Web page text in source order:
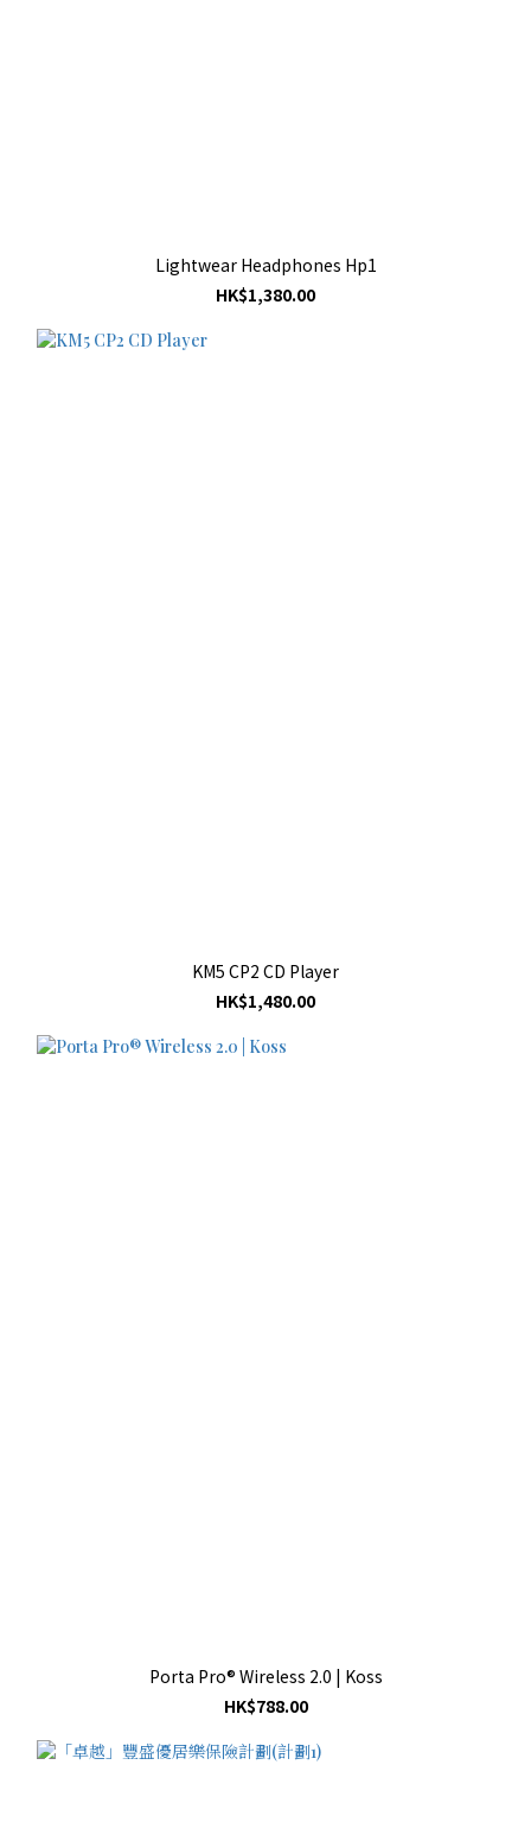
Lightwear Headphones Hp1
HK$1,380.00
KM5 CP2 CD Player
HK$1,480.00
Porta Pro® Wireless 2.0 | Koss
HK$788.00